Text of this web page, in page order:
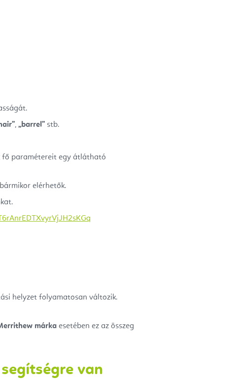
, „barrel” stb.
fő paramétereit egy átlátható
elérhetők.
helyzet folyamatosan változik.
márka esetében ez az összeg
van